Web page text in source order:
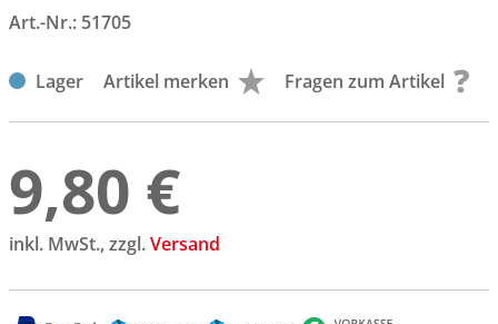
Art.-Nr.: 51705
Lager Artikel merken Fragen zum Artikel
9,80 €
inkl. MwSt., zzgl.Versand